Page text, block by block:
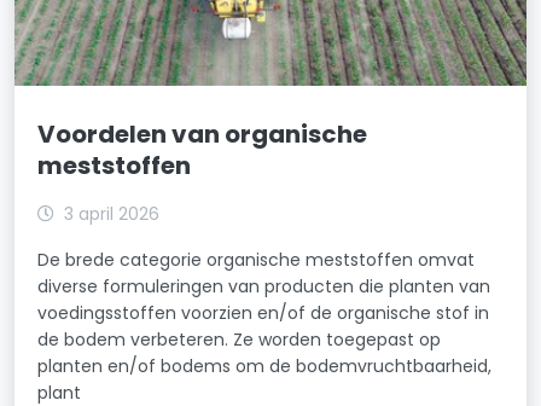
Voordelen van organische
meststoffen
3 april 2026
De brede categorie organische meststoffen omvat
diverse formuleringen van producten die planten van
voedingsstoffen voorzien en/of de organische stof in
de bodem verbeteren. Ze worden toegepast op
planten en/of bodems om de bodemvruchtbaarheid,
plant